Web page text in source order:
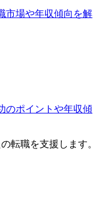
市場や年収傾向を解
のポイントや年収傾
転職を支援します。